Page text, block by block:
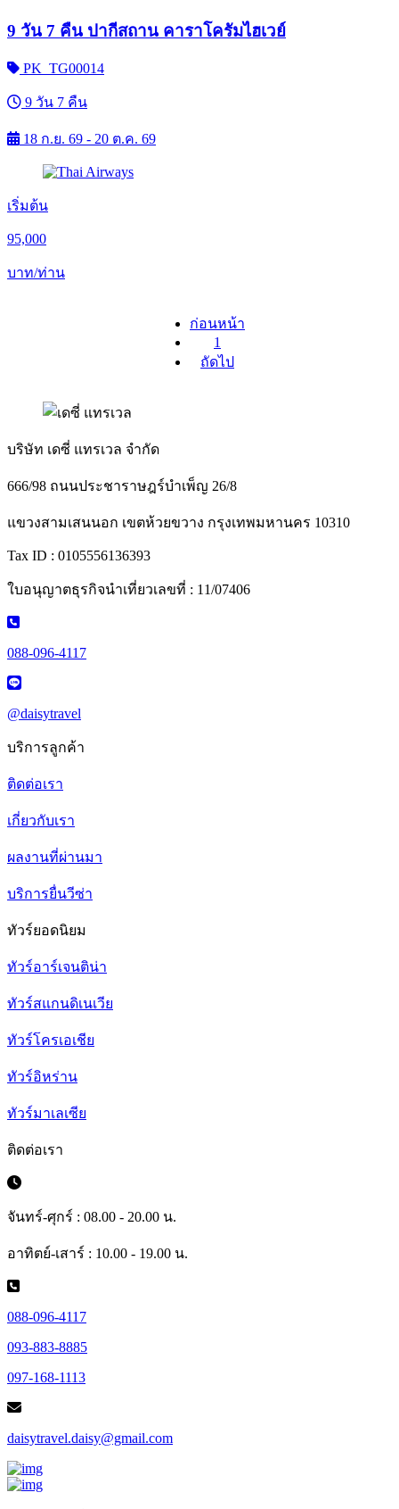
9 วัน 7 คืน ปากีสถาน คาราโครัมไฮเวย์
PK_TG00014
9 วัน 7 คืน
18 ก.ย. 69 - 20 ต.ค. 69
เริ่มต้น
95,000
บาท/ท่าน
ก่อนหน้า
1
ถัดไป
บริษัท เดซี่ แทรเวล จำกัด
666/98 ถนนประชาราษฎร์บำเพ็ญ 26/8
แขวงสามเสนนอก เขตห้วยขวาง กรุงเทพมหานคร 10310
Tax ID : 0105556136393
ใบอนุญาตธุรกิจนำเที่ยวเลขที่ : 11/07406
088-096-4117
@daisytravel
บริการลูกค้า
ติดต่อเรา
เกี่ยวกับเรา
ผลงานที่ผ่านมา
บริการยื่นวีซ่า
ทัวร์ยอดนิยม
ทัวร์อาร์เจนติน่า
ทัวร์สแกนดิเนเวีย
ทัวร์โครเอเชีย
ทัวร์อิหร่าน
ทัวร์มาเลเซีย
ติดต่อเรา
จันทร์-ศุกร์ : 08.00 - 20.00 น.
อาทิตย์-เสาร์ : 10.00 - 19.00 น.
088-096-4117
093-883-8885
097-168-1113
daisytravel.daisy@gmail.com